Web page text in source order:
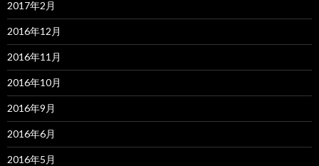
2017年2月
2016年12月
2016年11月
2016年10月
2016年9月
2016年6月
2016年5月